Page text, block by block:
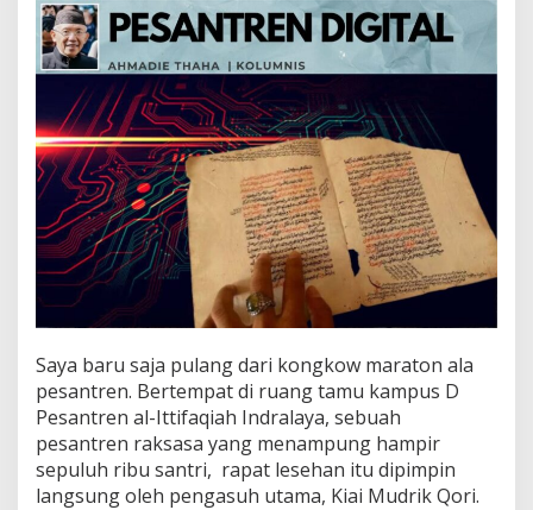
D
i
g
i
t
a
l
Saya baru saja pulang dari kongkow maraton ala
pesantren. Bertempat di ruang tamu kampus D
Pesantren al-Ittifaqiah Indralaya, sebuah
pesantren raksasa yang menampung hampir
sepuluh ribu santri, rapat lesehan itu dipimpin
langsung oleh pengasuh utama, Kiai Mudrik Qori.